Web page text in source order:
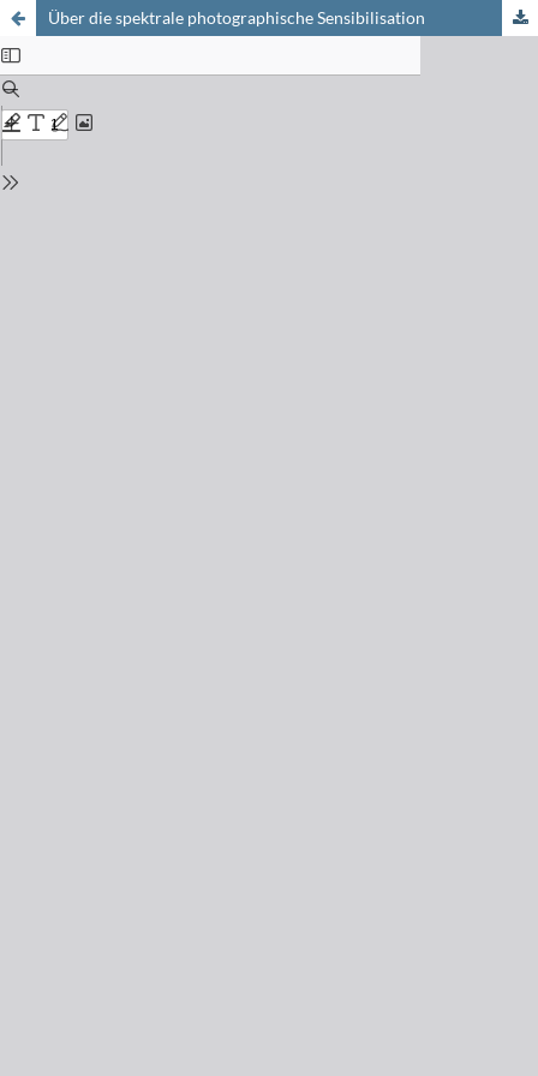
Über die spektrale photographische Sensibilisation